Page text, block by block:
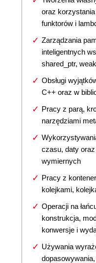
oraz
funktorów i
Zarządzania
inteligentnych
shared_ptr,
Obsługi
C++ oraz w
Pracy z parą,
narzędziami
czasu, daty
wymiernych
Pracy z
kolejkami,
Operacji na
konstrukcja,
konwersje i
Używania